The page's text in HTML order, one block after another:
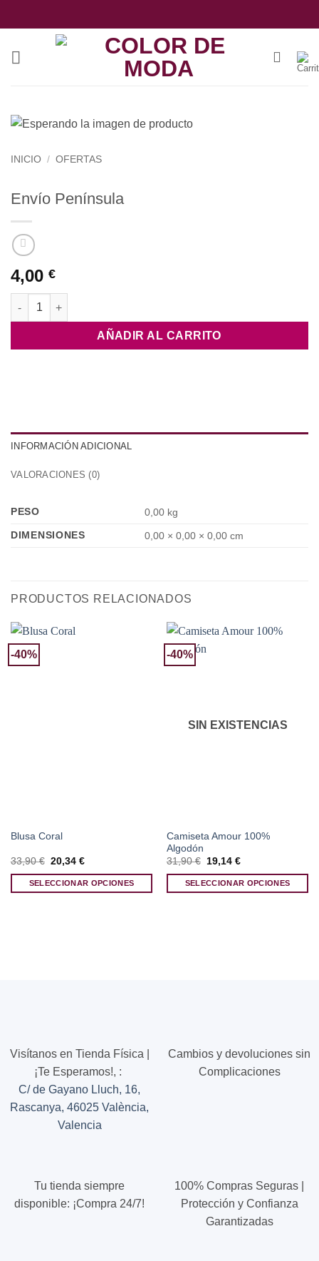
al
INICIO / OFERTAS
Envío Península
4,00 €
Envío Península cantidad
AÑADIR AL CARRITO
INFORMACIÓN ADICIONAL
VALORACIONES (0)
PESO
0,00 kg
DIMENSIONES
0,00 × 0,00 × 0,00 cm
PRODUCTOS RELACIONADOS
-40%
Blusa Coral
33,90€ El
original
era:
20,34 €El
actual
es:
SELECCIONAR OPCIONES
en
página
de
producto
-40%
SIN EXISTENCIAS
Camiseta Amour 100%
Algodón
31,90€
El
original
era:
19,14 €El
actual
es:
SELECCIONAR OPCIONES
en
Visítanos en Tienda Física |
¡Te Esperamos!, :
C/ de Gayano Lluch, 16,
Rascanya, 46025 València,
Valencia
Cambios y devoluciones sin
Complicaciones
Tu tienda siempre
disponible: ¡Compra 24/7!
100% Compras Seguras |
Protección y Confianza
Garantizadas